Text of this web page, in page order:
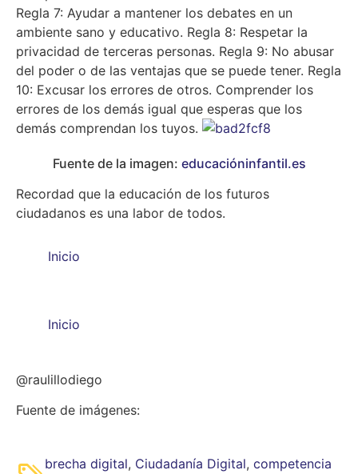
Regla 7: Ayudar a mantener los debates en un
ambiente sano y educativo. Regla 8: Respetar la
privacidad de terceras personas. Regla 9: No abusar
del poder o de las ventajas que se puede tener. Regla
10: Excusar los errores de otros. Comprender los
errores de los demás igual que esperas que los
demás comprendan los tuyos.
Fuente de la imagen: educacióninfantil.es
Recordad que la educación de los futuros
ciudadanos es una labor de todos.
Inicio
Inicio
@raulillodiego
Fuente de imágenes:
brecha digital, Ciudadanía Digital, competencia